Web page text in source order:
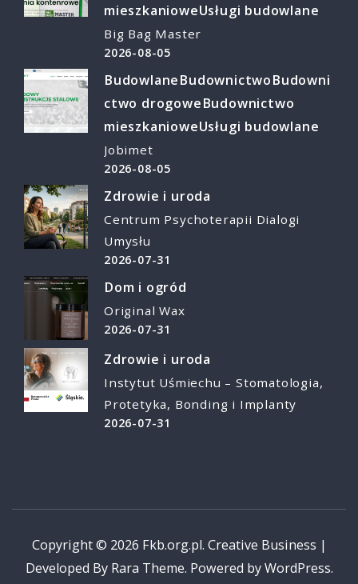
mieszkanioweUsługi budowlane
Big Bag Master
2026-08-05
BudowlaneBudownictwoBudowni
ctwo drogoweBudownictwo
mieszkanioweUsługi budowlane
Jobimet
2026-08-05
Zdrowie i uroda
Centrum Psychoterapii Dialogi
Umysłu
2026-07-31
Dom i ogród
Original Wax
2026-07-31
Zdrowie i uroda
Instytut Uśmiechu – Stomatologia,
Protetyka, Bonding i Implanty
2026-07-31
Copyright © 2026 Fkb.org.pl. Creative Business |
Developed By Rara Theme. Powered byWordPress.